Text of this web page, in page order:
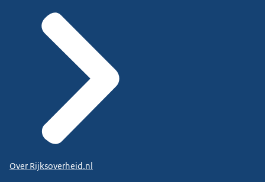
Over Rijksoverheid.nl